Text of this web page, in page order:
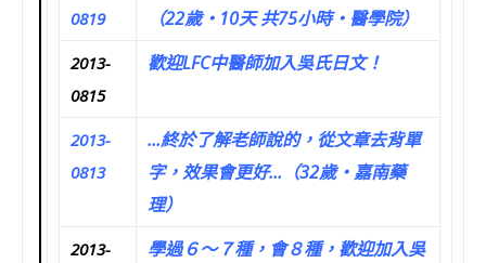
0819
（22歲‧10天 共75小時‧醫學院）
2013-
0815
歡迎LFC中醫師加入吳氏日文！
2013-
0813
…終於了解老師說的，從文章去背單
字，效果會更好…（32歲‧嘉南藥
理）
2013-
學過６～７種，會８種，歡迎加入吳